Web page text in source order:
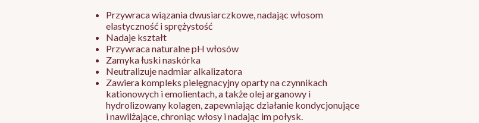
Przywraca wiązania dwusiarczkowe, nadając włosom
elastyczność i sprężystość
Nadaje kształt
Przywraca naturalne pH włosów
Zamyka łuski naskórka
Neutralizuje nadmiar alkalizatora
Zawiera kompleks pielęgnacyjny oparty na czynnikach
kationowych i emolientach, a także olej arganowy i
hydrolizowany kolagen, zapewniając działanie kondycjonujące
i nawilżające, chroniąc włosy i nadając im połysk.